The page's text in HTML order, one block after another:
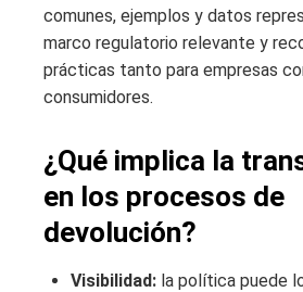
comunes, ejemplos y datos
marco regulatorio relevante y
prácticas tanto para empresas
consumidores.
¿Qué implica la
en los procesos de
devolución?
Visibilidad: la política puede